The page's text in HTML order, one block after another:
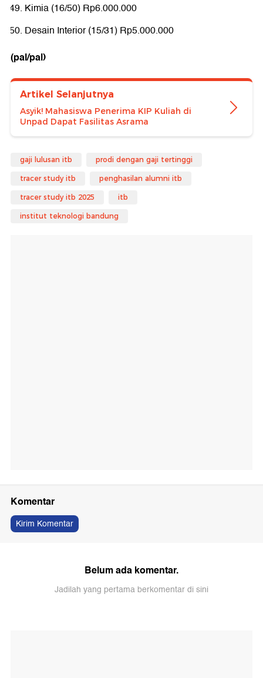
Kimia (16/50) Rp6.000.000
Desain Interior (15/31) Rp5.000.000
(pal/pal)
Artikel Selanjutnya
Asyik! Mahasiswa Penerima KIP Kuliah di
Unpad Dapat Fasilitas Asrama
gaji lulusan itb prodi dengan gaji tertinggi
tracer study itb penghasilan alumni itb
tracer study itb 2025 itb
institut teknologi bandung
Komentar
Kirim Komentar
Belum ada komentar.
Jadilah yang pertama berkomentar di sini